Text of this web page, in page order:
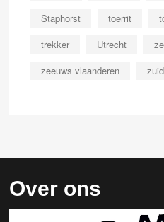
Staphorst
toerrit
trekker
Utrecht
zeeuws vlaanderen
Over ons